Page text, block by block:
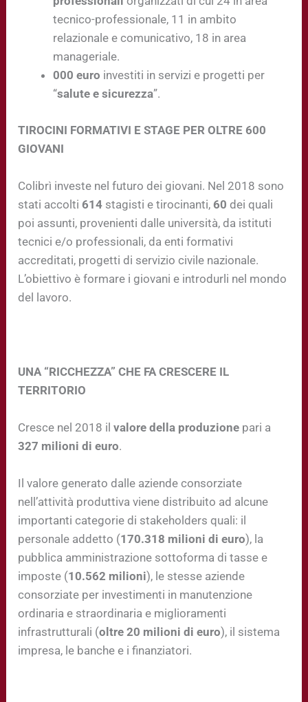
tecnico-professionale, 11 in ambito
relazionale e comunicativo, 18 in area
manageriale.
000euro investiti in servizi e progetti per
“salute e sicurezza”.
TIROCINI FORMATIVI E STAGE PER OLTRE 600
GIOVANI
Colibrì investe nel futuro dei giovani. Nel 2018 sono
stati accolti 614 stagisti e tirocinanti, 60 dei quali
poi assunti, provenienti dalle università, da istituti
tecnici e/o professionali, da enti formativi
accreditati, progetti di servizio civile nazionale.
L’obiettivo è formare i giovani e introdurli nel mondo
del lavoro.
UNA “RICCHEZZA” CHE FA CRESCERE IL
TERRITORIO
Cresce nel 2018 ilvalore della produzione pari a
327 milioni di euro.
Il valore generato dalle aziende consorziate
nell’attività produttiva viene distribuito ad alcune
importanti categorie di stakeholders quali: il
personale addetto (170.318 milioni di euro), la
pubblica amministrazione sottoforma di tasse e
imposte (10.562 milioni), le stesse aziende
consorziate per investimenti in manutenzione
ordinaria e straordinaria e miglioramenti
infrastrutturali (oltre 20 milioni di euro), il sistema
impresa, le banche e i finanziatori.